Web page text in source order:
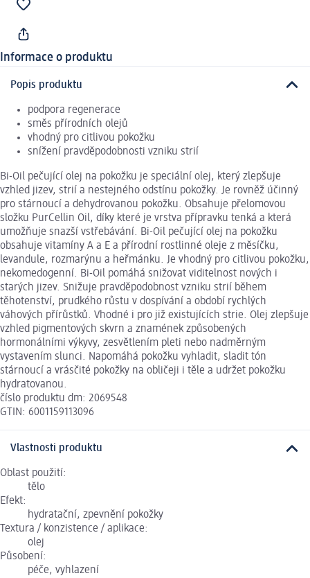
Informace o produktu
Popis produktu
podpora regenerace
směs přírodních olejů
vhodný pro citlivou pokožku
snížení pravděpodobnosti vzniku strií
Bi-Oil pečující olej na pokožku je speciální olej, který zlepšuje
vzhled jizev, strií a nestejného odstínu pokožky. Je rovněž účinný
pro stárnoucí a dehydrovanou pokožku. Obsahuje přelomovou
složku PurCellin Oil, díky které je vrstva přípravku tenká a která
umožňuje snazší vstřebávání. Bi-Oil pečující olej na pokožku
obsahuje vitamíny A a E a přírodní rostlinné oleje z měsíčku,
levandule, rozmarýnu a heřmánku. Je vhodný pro citlivou pokožku,
nekomedogenní. Bi-Oil pomáhá snižovat viditelnost nových i
starých jizev. Snižuje pravděpodobnost vzniku strií během
těhotenství, prudkého růstu v dospívání a období rychlých
váhových přírůstků. Vhodné i pro již existujících strie. Olej zlepšuje
vzhled pigmentových skvrn a znamének způsobených
hormonálními výkyvy, zesvětlením pleti nebo nadměrným
vystavením slunci. Napomáhá pokožku vyhladit, sladit tón
stárnoucí a vrásčité pokožky na obličeji i těle a udržet pokožku
hydratovanou.
číslo produktu dm: 2069548
GTIN: 6001159113096
Vlastnosti produktu
Oblast použití:
tělo
Efekt:
hydratační, zpevnění pokožky
Textura / konzistence / aplikace:
olej
Působení:
péče, vyhlazení